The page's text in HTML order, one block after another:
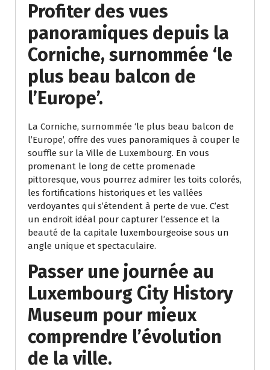
Profiter des vues
panoramiques depuis la
Corniche, surnommée ‘le
plus beau balcon de
l’Europe’.
La Corniche, surnommée ‘le plus beau balcon de
l’Europe’, offre des vues panoramiques à couper le
souffle sur la Ville de Luxembourg. En vous
promenant le long de cette promenade
pittoresque, vous pourrez admirer les toits colorés,
les fortifications historiques et les vallées
verdoyantes qui s’étendent à perte de vue. C’est
un endroit idéal pour capturer l’essence et la
beauté de la capitale luxembourgeoise sous un
angle unique et spectaculaire.
Passer une journée au
Luxembourg City History
Museum pour mieux
comprendre l’évolution
de la ville.